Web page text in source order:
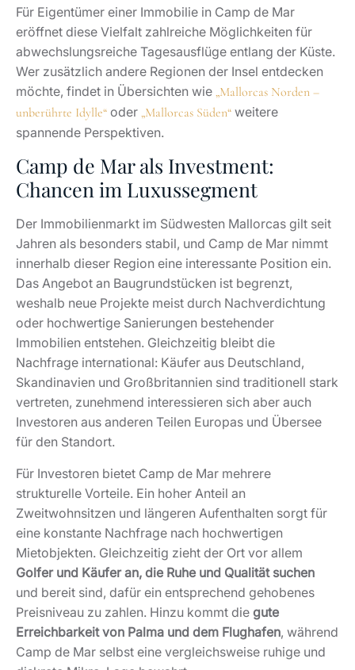
oder hochwertige Sanierungen bestehender
Immobilien entstehen. Gleichzeitig bleibt die
Nachfrage international: Käufer aus Deutschland,
Skandinavien und Großbritannien sind traditionell stark
vertreten, zunehmend interessieren sich aber auch
Investoren aus anderen Teilen Europas und Übersee
für den Standort.
Für Investoren bietet Camp de Mar mehrere
strukturelle Vorteile. Ein hoher Anteil an
Zweitwohnsitzen und längeren Aufenthalten sorgt für
eine konstante Nachfrage nach hochwertigen
Mietobjekten. Gleichzeitig zieht der Ort vor allem
Golfer und Käufer an, die Ruhe und Qualität suchen
und bereit sind, dafür ein entsprechend gehobenes
Preisniveau zu zahlen. Hinzu kommt diegute
Erreichbarkeit von Palma und dem Flughafen
Camp de Mar selbst eine vergleichsweise ruhige und
diskrete Mikro-Lage bewahrt.
Wer statt einer Immobilie am Meer eher eineFinca in
ruhiger Landlagebevorzugt, findet auf Seiten wie
„Finca Mallorca kaufen“vertiefende Informationen zu
ländlichen Alternativen. Für eine umfassendere
Einschätzung von Renditechancen und
Preisentwicklung lohnt sich außerdem ein Blick auf den
Artikel„Der Immobilienmarkt auf Mallorca – die aktuelle
Situation“.
Häufige Fragen zu Camp de Mar,
Golf und Meer
Ist Camp de Mar ruhig?
Ja. Camp de Mar gilt als ruhiger Küstenort mit Fokus